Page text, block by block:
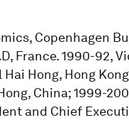
Copenhagen
France. 1990-92,
Hong, Hong
China; 1999-
and Chief